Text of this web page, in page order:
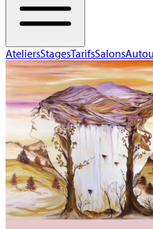
AteliersStagesTarifsSalons